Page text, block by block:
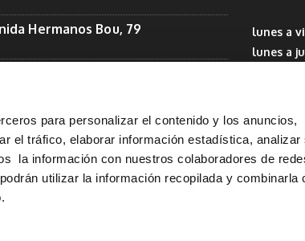
para personalizar el contenido y los anuncios,
el tráfico, elaborar información estadística, analizar
la información con nuestros colaboradores de
utilizar la información recopilada y combinarla
Hermanos Bou, 79
lunes a
lunes a
* Del 1